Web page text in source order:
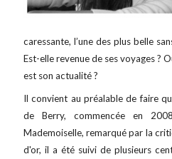
caressante, l’une des plus belle
Est-elle revenue de ses voyages ?
est son actualité ?
Il convient au préalable de faire
de Berry, commencée en
Mademoiselle, remarqué par la
d'or, il a été suivi de plusieurs